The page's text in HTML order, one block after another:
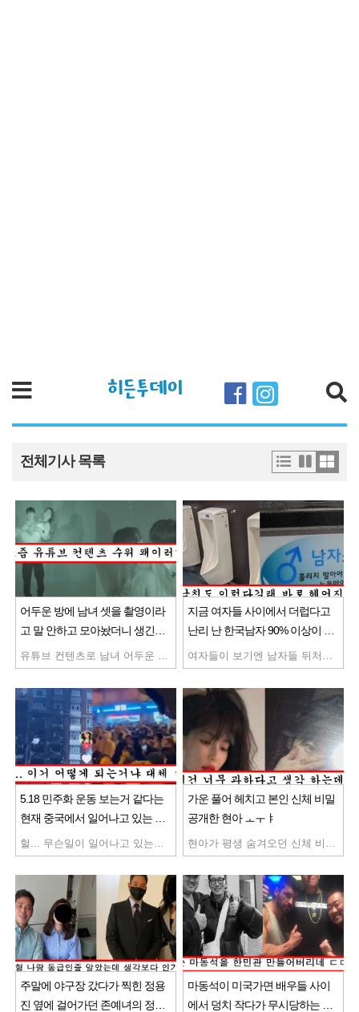
히든투데이
전체기사 목록
어두운 방에 남녀 셋을 촬영이라
고 말 안하고 모아놨더니 생긴일
ㅗㅜㅑ
유튜브 컨텐츠로 남녀 어두운 방안에 가둬놨는데 충격적인 일이 일어나버림 어두우면 모르는 사람이랑도 이런게 되구나
지금 여자들 사이에서 더럽다고
난리 난 한국남자 90% 이상이 소
변 볼 때 뒤처리 방법
여자들이 보기엔 남자들 뒤처리가 충격이라고 남자 못 만나겠다고 난리남 도대체 어떻게 처리 해야되는거야??..
5.18 민주화 운동 보는거 같다는
현재 중국에서 일어나고 있는 상
황
가운 풀어 헤치고 본인 신체 비밀
공개한 현아 ㅗㅜㅑ
주말에 야구장 갔다가 찍힌 정용
진 옆에 걸어가던 존예녀의 정체
마동석이 미국가면 배우들 사이
에서 덩치 작다가 무시당하는 이